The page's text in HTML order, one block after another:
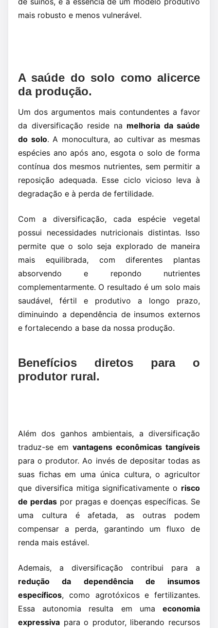
mais robusto e menos vulnerável.
A saúde do solo como alicerce
da produção.
Um dos argumentos mais contundentes a favor
da diversificação reside na melhoria da saúde
do solo. A monocultura, ao cultivar as mesmas
espécies ano após ano, esgota o solo de forma
contínua dos mesmos nutrientes, sem permitir a
reposição adequada. Esse ciclo vicioso leva à
degradação e à perda de fertilidade.
Com a diversificação, cada espécie vegetal
possui necessidades nutricionais distintas. Isso
permite que o solo seja explorado de maneira
mais equilibrada, com diferentes plantas
absorvendo e repondo nutrientes
complementarmente. O resultado é um solo mais
saudável, fértil e produtivo a longo prazo,
diminuindo a dependência de insumos externos
e fortalecendo a base da nossa produção.
Benefícios diretos para o
produtor rural.
Além dos ganhos ambientais, a diversificação
traduz-se em vantagens econômicas tangíveis
para o produtor. Ao invés de depositar todas as
suas fichas em uma única cultura, o agricultor
que diversifica mitiga significativamente o risco
de perdaspor pragas e doenças específicas. Se
uma cultura é afetada, as outras podem
compensar a perda, garantindo um fluxo de
renda mais estável.
Ademais, a diversificação contribui para a
redução da dependência de insumos
específicos, como agrotóxicos e fertilizantes.
Essa autonomia resulta em uma economia
expressiva para o produtor, liberando recursos